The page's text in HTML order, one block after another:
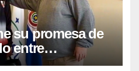
su promesa de
entre